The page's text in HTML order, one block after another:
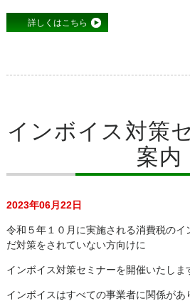
詳しくはこちら
インボイス対策
案内
2023年06月22日
令和５年１０月に実施される消費税のイ
だ対策をされていない方向けに
インボイス対策セミナーを開催いたしま
インボイスはすべての事業者に関係があ